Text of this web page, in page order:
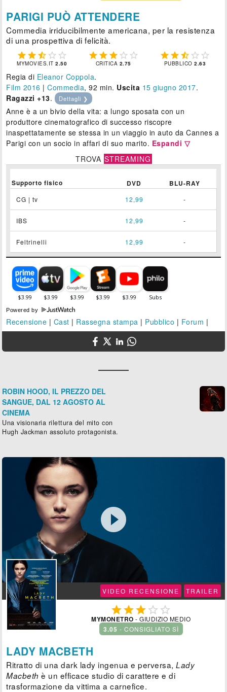
PARIGI PUÒ ATTENDERE
Commedia irriducibilmente americana, per la resistenza
di una prospettiva di felicità.
    
MYMOVIES.IT2.50
    
CRITICA 2.75
    
PUBBLICO2.63
Regia di Eleanor Coppola.
Film 2016 |Commedia, 92 min. Uscita 15 giugno 2017.
Ragazzi +13. Dettagli ❯
Anne è a un bivio della vita: a lungo sposata con un
produttore cinematografico di successo riscopre
inaspettatamente se stessa in un viaggio in auto da Cannes a
Parigi con un socio in affari di suo marito. Espandi ▽
TROVA STREAMING
Supporto fisico DVD BLU-RAY
CG | tv 12,99 -
IBS 12,99 -
Feltrinelli 12,99 -
Powered by
Recensione | Cast | Rassegna stampa | Pubblico | Forum |
ROBIN HOOD, IL PREZZO DEL
SANGUE, DAL 12 AGOSTO AL
CINEMA
Una visionaria rilettura del mito con
Hugh Jackman assoluto protagonista.

VIDEO RECENSIONE TRAILER
  
MYMONETRO - GIUDIZIO MEDIO
3.05 - CONSIGLIATO SÌ
LADY MACBETH
Ritratto di una dark lady ingenua e perversa,Lady
Macbeth è un efficace studio di carattere e di
trasformazione da vittima a carnefice.